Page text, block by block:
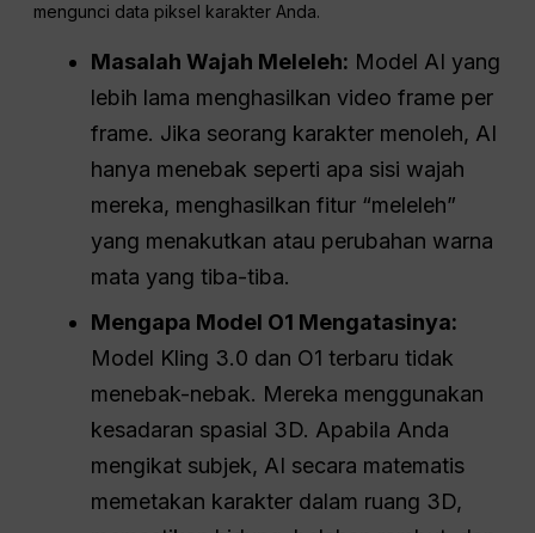
mengunci data piksel karakter Anda.
Masalah Wajah Meleleh: Model AI yang
lebih lama menghasilkan video frame per
frame. Jika seorang karakter menoleh, AI
hanya menebak seperti apa sisi wajah
mereka, menghasilkan fitur “meleleh”
yang menakutkan atau perubahan warna
mata yang tiba-tiba.
Mengapa Model O1 Mengatasinya:
Model Kling 3.0 dan O1 terbaru tidak
menebak-nebak. Mereka menggunakan
kesadaran spasial 3D. Apabila Anda
mengikat subjek, AI secara matematis
memetakan karakter dalam ruang 3D,